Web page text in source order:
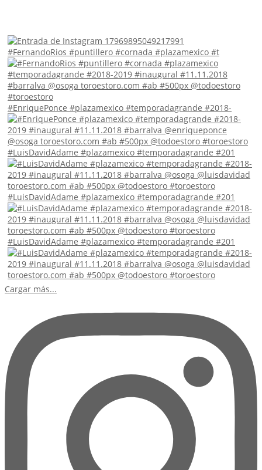
#FernandoRios #puntillero #cornada #plazamexico #t
#EnriquePonce #plazamexico #temporadagrande #2018-
#LuisDavidAdame #plazamexico #temporadagrande #201
#LuisDavidAdame #plazamexico #temporadagrande #201
#LuisDavidAdame #plazamexico #temporadagrande #201
Cargar más...